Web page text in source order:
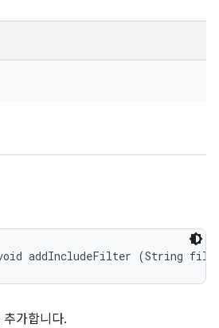
addIncludeFilter (String
가합니다.